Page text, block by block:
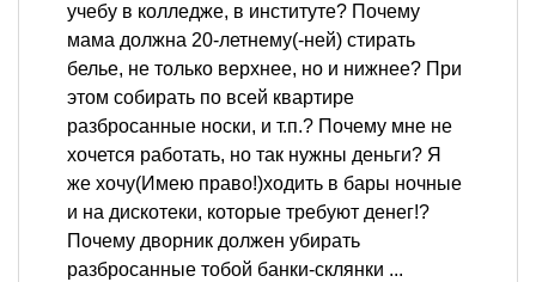
учебу в колледже, в институте? Почему
мама должна 20-летнему(-ней) стирать
белье, не только верхнее, но и нижнее? При
этом собирать по всей квартире
разбросанные носки, и т.п.? Почему мне не
хочется работать, но так нужны деньги? Я
же хочу(Имею право!)ходить в бары ночные
и на дискотеки, которые требуют денег!?
Почему дворник должен убирать
разбросанные тобой банки-склянки ...